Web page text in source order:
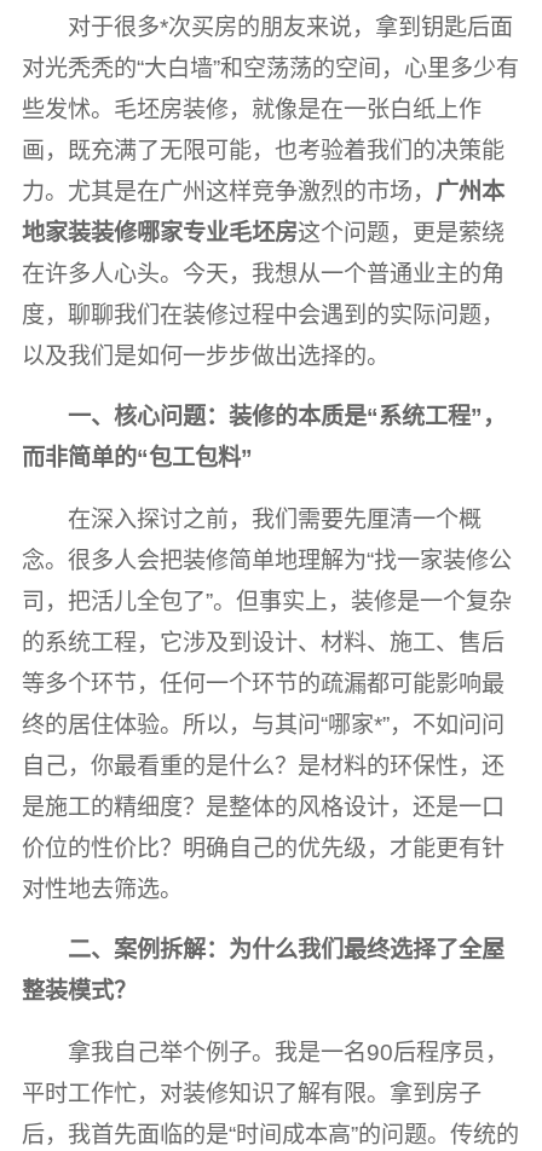
对于很多*次买房的朋友来说，拿到钥匙后面
对光秃秃的“大白墙”和空荡荡的空间，心里多少有
些发怵。毛坯房装修，就像是在一张白纸上作
画，既充满了无限可能，也考验着我们的决策能
力。尤其是在广州这样竞争激烈的市场， 广州本
地家装装修哪家专业毛坯房这个问题，更是萦绕
在许多人心头。今天，我想从一个普通业主的角
度，聊聊我们在装修过程中会遇到的实际问题，
以及我们是如何一步步做出选择的。
一、核心问题：装修的本质是“系统工程”，
而非简单的“包工包料”
在深入探讨之前，我们需要先厘清一个概
念。很多人会把装修简单地理解为“找一家装修公
司，把活儿全包了”。但事实上，装修是一个复杂
的系统工程，它涉及到设计、材料、施工、售后
等多个环节，任何一个环节的疏漏都可能影响最
终的居住体验。所以，与其问“哪家*”，不如问问
自己，你最看重的是什么？是材料的环保性，还
是施工的精细度？是整体的风格设计，还是一口
价位的性价比？明确自己的优先级，才能更有针
对性地去筛选。
二、案例拆解：为什么我们最终选择了全屋
整装模式？
拿我自己举个例子。我是一名90后程序员，
平时工作忙，对装修知识了解有限。拿到房子
后，我首先面临的是“时间成本高”的问题。传统的